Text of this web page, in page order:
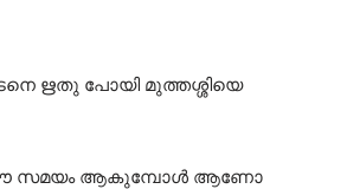
ഋതു പോയി മുത്തശ്ശിയെ
ഈ സമയം ആകുമ്പോൾ ആണോ